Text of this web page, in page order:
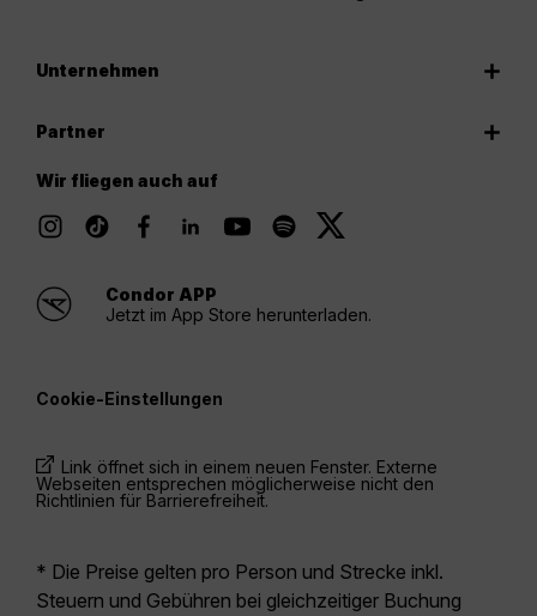
Unternehmen
Partner
Wir fliegen auch auf
Condor APP
Jetzt im App Store herunterladen.
Cookie-Einstellungen
Link öffnet sich in einem neuen Fenster. Externe
Webseiten entsprechen möglicherweise nicht den
Richtlinien für Barrierefreiheit.
* Die Preise gelten pro Person und Strecke inkl.
Steuern und Gebühren bei gleichzeitiger Buchung